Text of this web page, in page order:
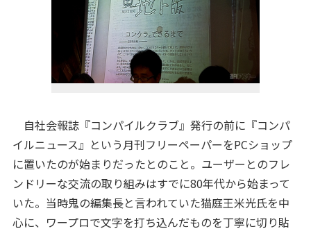
自社会報誌『コンパイルクラブ』発行の前に『コンパ
イルニュース』という月刊フリーペーパーをPCショップ
に置いたのが始まりだったとのこと。ユーザーとのフレ
ンドリーな交流の取り組みはすでに80年代から始まって
いた。当時鬼の編集長と言われていた猫庭王米光氏を中
心に、ワープロで文字を打ち込んだものを丁寧に切り貼